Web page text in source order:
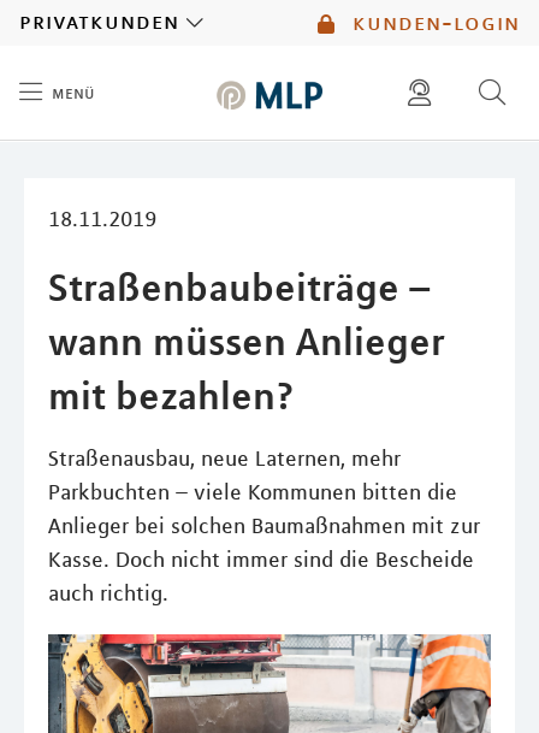
kunden-login
privatkunden
menü
18.11.2019
Straßenbaubeiträge –
wann müssen Anlieger
mit bezahlen?
Straßenausbau, neue Laternen, mehr
Parkbuchten – viele Kommunen bitten die
Anlieger bei solchen Baumaßnahmen mit zur
Kasse. Doch nicht immer sind die Bescheide
auch richtig.